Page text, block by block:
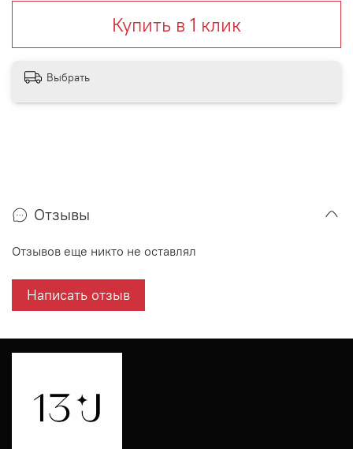
Купить в 1 клик
Выбрать
Отзывы
Отзывов еще никто не оставлял
Написать отзыв